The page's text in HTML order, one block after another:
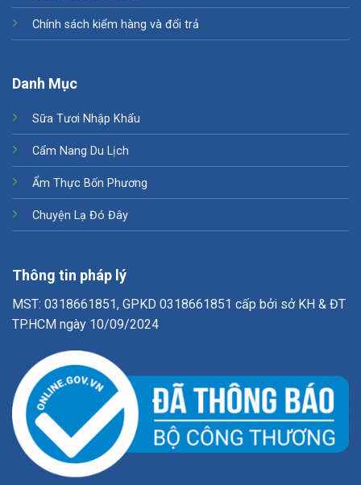
Chính sách kiểm hàng và đổi trả
Danh Mục
Sữa Tươi Nhập Khẩu
Cẩm Nang Du Lịch
Ẩm Thực Bốn Phương
Chuyện Lạ Đó Đây
Thông tin pháp lý
MST: 0318661851, GPKD 0318661851 cấp bởi sở KH & ĐT
TP.HCM ngày 10/09/2024